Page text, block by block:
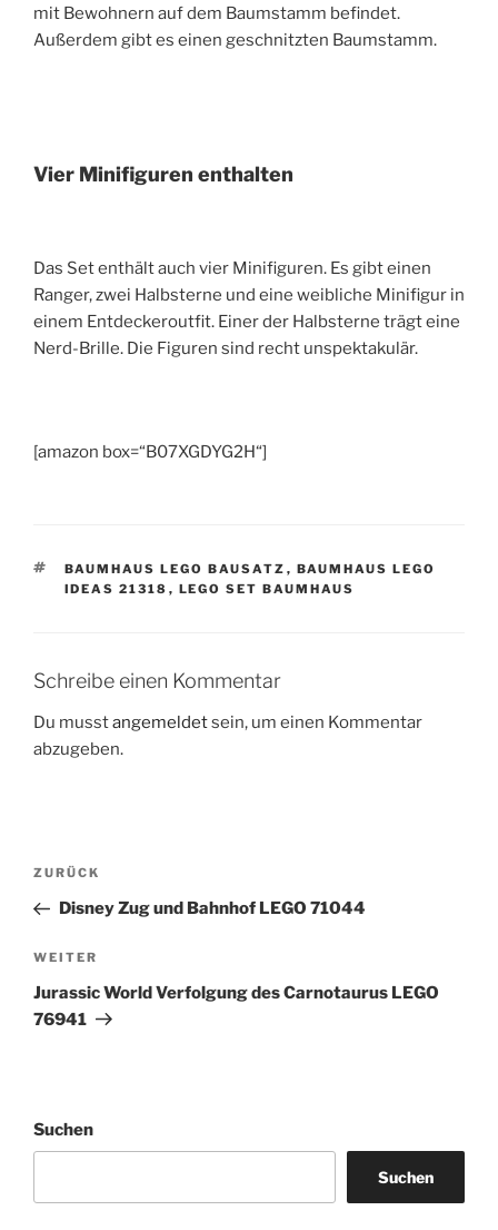
mit Bewohnern auf dem Baumstamm befindet.
Außerdem gibt es einen geschnitzten Baumstamm.
Vier Minifiguren enthalten
Das Set enthält auch vier Minifiguren. Es gibt einen
Ranger, zwei Halbsterne und eine weibliche Minifigur in
einem Entdeckeroutfit. Einer der Halbsterne trägt eine
Nerd-Brille. Die Figuren sind recht unspektakulär.
[amazon box=“B07XGDYG2H“]
SCHLAGWÖRTER
BAUMHAUS LEGO BAUSATZ , BAUMHAUS LEGO
IDEAS 21318 , LEGO SET BAUMHAUS
Schreibe einen Kommentar
Du musstangemeldetsein, um einen Kommentar
abzugeben.
Beitragsnavigation
Vorheriger
Beitrag
ZURÜCK
Disney Zug und Bahnhof LEGO 71044
Nächster
Beitrag
WEITER
Jurassic World Verfolgung des Carnotaurus LEGO
76941
Suchen
Suchen